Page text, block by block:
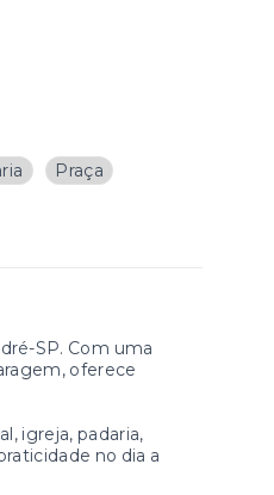
Praça
SP. Com uma
oferece
igreja, padaria,
no dia a